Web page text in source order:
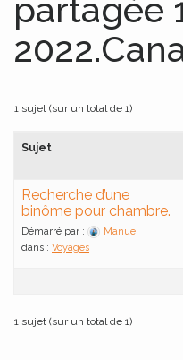
partagée
1 sujet (sur un total de 1)
Sujet
Recherche d’une
binôme pour chambre.
Démarré par :
Manue
dans : Voyages
1 sujet (sur un total de 1)